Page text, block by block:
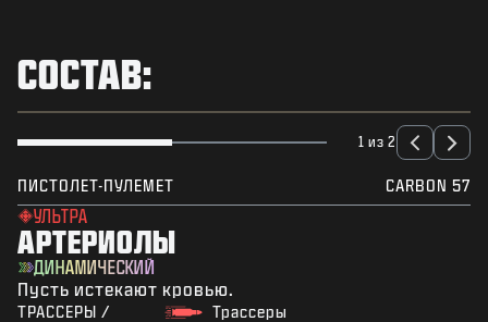
ВХОД|РЕГИСТРАЦИЯ
СОСТАВ:
1 из 2
ПИСТОЛЕТ-ПУЛЕМЕТ CARBON 57
УЛЬТРА
АРТЕРИОЛЫ
ДИНАМИЧЕСКИЙ
Пусть истекают кровью.
ТРАССЕРЫ /
Трассеры